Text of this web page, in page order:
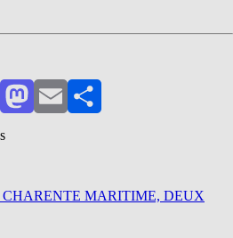
Mastodon
EmailPartager
MARITIME, DEUX